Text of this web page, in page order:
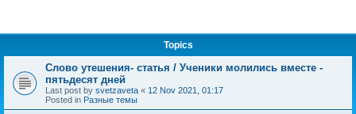
Topics
Слово утешения- статья / Ученики молились вместе -
пятьдесят дней
Last post by svetzaveta « 12 Nov 2021, 01:17
Posted in Разные темы